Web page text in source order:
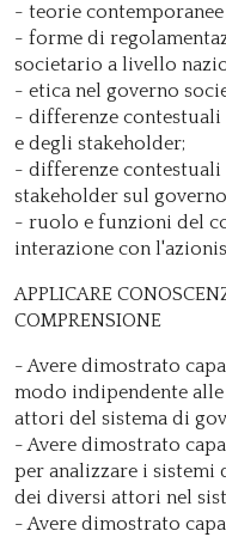
- teorie
- forme di
societario a livello
- etica nel governo
- differenze
e degli stakeholder;
- differenze
stakeholder sul
- ruolo e funzioni del
interazione con
APPLICARE
COMPRENSIONE
- Avere dimostrato
modo indipendente
attori del sistema di
- Avere dimostrato
per analizzare i
dei diversi attori nel
- Avere dimostrato